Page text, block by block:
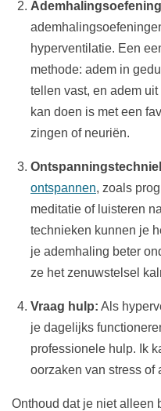
hyperventilatie. Een
methode: adem in
tellen vast, en adem
kan doen is met een
zingen of neuriën.
ontspannen, zoals
meditatie of luisteren
technieken kunnen je
je ademhaling beter
ze het zenuwstelsel
Vraag hulp: Als
je dagelijks
professionele hulp. Ik
oorzaken van stress of
Onthoud dat je niet alleen